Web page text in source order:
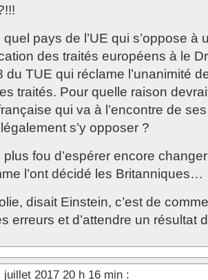
quel pays de l’UE qui s’oppose
des traités européens à le
du TUE qui réclame l’unanimité
traités. Pour quelle raison
qui va à l’encontre de
s’y opposer ?
fou d’espérer encore changer
l’ont décidé les Britanniques…
disait Einstein, c’est de
erreurs et d’attendre un résultat
juillet 2017 20 h 16 min :